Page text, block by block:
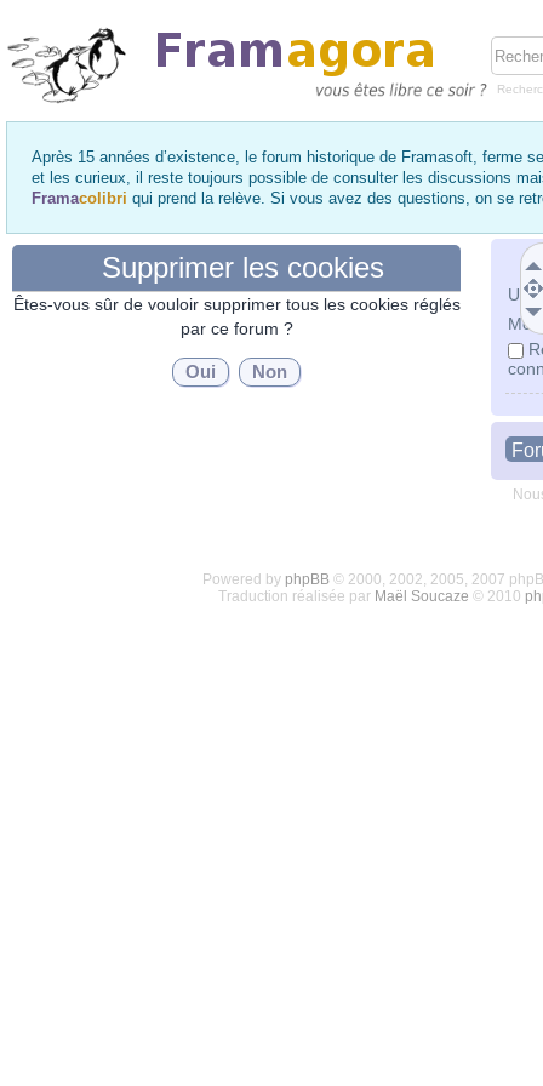
Après 15 années d’existence, le forum historique de Framasoft, ferme
et les curieux, il reste toujours possible de consulter les discussions
Framacolibri qui prend la relève. Si vous avez des questions, on se
Mot
Supprimer les cookies
Êtes-vous sûr de vouloir supprimer tous les cookies réglés
par ce forum ?
Powered by phpBB© 2000, 2002, 2005, 2007
Traduction réalisée par Maël Soucaze © 2010